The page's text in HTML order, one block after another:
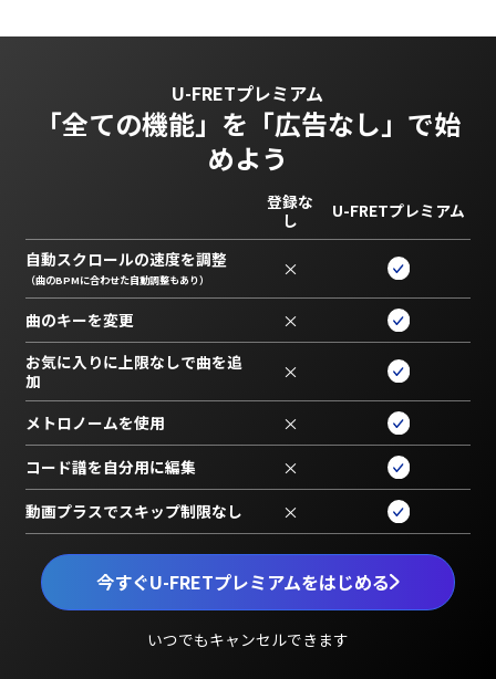
U-FRETプレミアム
「全ての機能」を 「広告なし」で始
めよう
今すぐU-FRETプレミアムをはじめる
いつでもキャンセルできます
登録な
し
U-FRETプレミアム
自動スクロールの速度を調整
（曲のBPMに合わせた自動調整もあり） ×
曲のキーを変更 ×
お気に入りに上限なしで曲を追
加
×
メトロノームを使用 ×
コード譜を自分用に編集 ×
動画プラスでスキップ制限なし ×